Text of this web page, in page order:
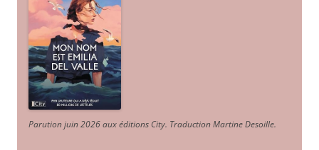
Parution juin 2026 aux éditions City. Traduction Martine Desoille.